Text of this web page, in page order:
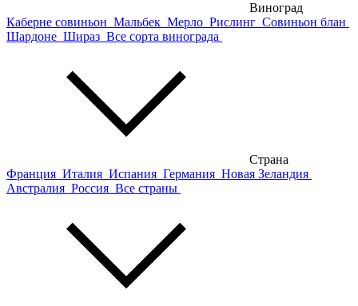
Виноград
Каберне совиньон Мальбек Мерло Рислинг Совиньон блан
Шардоне Шираз Все сорта винограда
Страна
Франция Италия Испания Германия Новая Зеландия
Австралия Россия Все страны